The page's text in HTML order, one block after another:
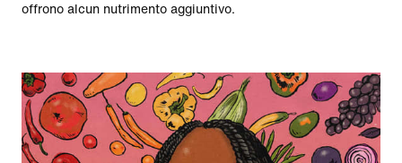
offrono alcun nutrimento aggiuntivo.